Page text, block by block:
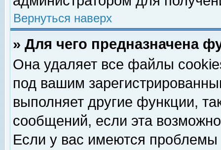
Вернуться наверх
» Для чего предназначена
Она удаляет все файлы
под вашим
выполняет другие функции,
сообщений, если эта
Если у вас имеются